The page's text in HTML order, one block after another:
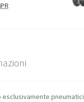
esclusivamente pneumatici